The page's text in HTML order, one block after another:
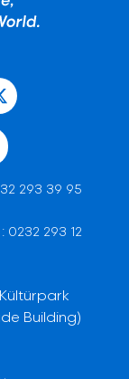
293 39 95
0232 293 12
Building)